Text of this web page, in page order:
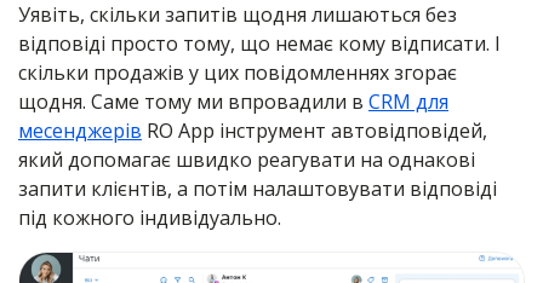
Уявіть, скільки запитів щодня лишаються без
відповіді просто тому, що немає кому відписати. І
скільки продажів у цих повідомленнях згорає
щодня. Саме тому ми впровадили в CRM для
месенджерів RO App інструмент автовідповідей,
який допомагає швидко реагувати на однакові
запити клієнтів, а потім налаштовувати відповіді
під кожного індивідуально.